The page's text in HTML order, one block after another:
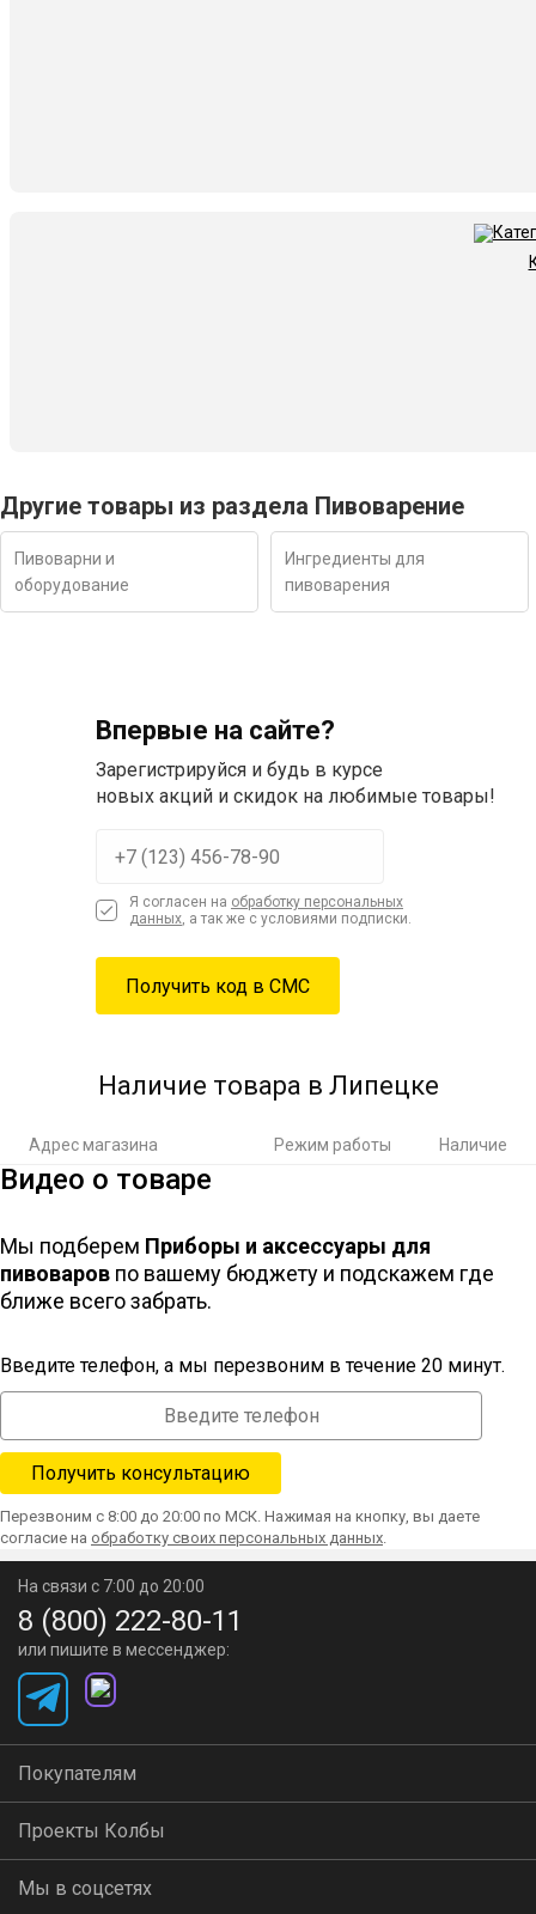
Другие товары из раздела Пивоварение
Пивоварни и
оборудование
Ингредиенты для
пивоварения
Впервые на сайте?
Зарегистрируйся и будь в курсе
новых акций и скидок на любимые товары!
Я согласен на обработку персональных
данных, а так же с условиями подписки.
Наличие товара в Липецке
Адрес магазина Режим работы Наличие
Видео о товаре
Мы подберем Приборы и аксессуары для
пивоваров по вашему бюджету и подскажем где
ближе всего забрать.
Введите телефон, а мы перезвоним в течение 20 минут.
Перезвоним с 8:00 до 20:00 по МСК. Нажимая на кнопку, вы даете
согласие на обработку своих персональных данных.
На связи с 7:00 до 20:00
8 (800) 222-80-11
или пишите в мессенджер:
Покупателям
Проекты Колбы
Мы в соцсетях